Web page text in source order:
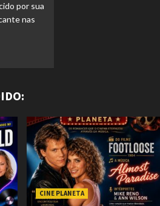
por sua
nas
CINE PLANETA